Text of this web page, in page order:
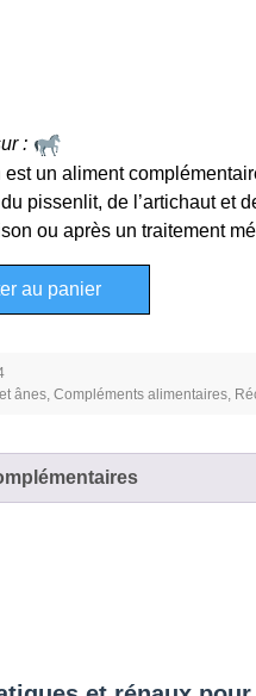
:
un aliment
pissenlit, de l’artichaut et
ou après un traitement
au panier
ânes, Compléments alimentaires,